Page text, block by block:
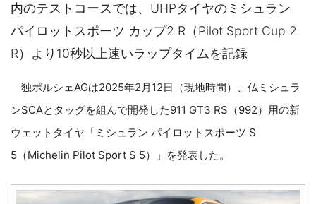
内のテストコースでは、UHPタイヤのミシュラン
パイロットスポーツ カップ2 R（Pilot Sport Cup 2
R）より10秒以上速いラップタイムを記録
独ポルシェAGは2025年2月12日（現地時間）、仏ミシュラ
ンSCAとタッグを組んで開発した911 GT3 RS（992）用の新
ウェットタイヤ「ミシュラン パイロットスポーツ S
5（Michelin Pilot Sport S 5）」を発表した。